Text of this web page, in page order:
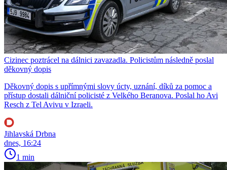
Cizinec poztrácel na dálnici zavazadla. Policistům následně poslal
děkovný dopis
Děkovný dopis s upřímnými slovy úcty, uznání, díků za pomoc a
přístup dostali dálniční policisté z Velkého Beranova. Poslal ho Avi
Resch z Tel Avivu v Izraeli.
Jihlavská Drbna
dnes, 16:24
1 min